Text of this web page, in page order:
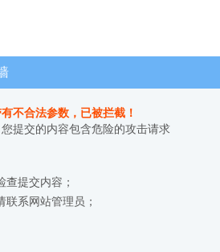
不合法参数，已被拦截！
提交的内容包含危险的攻击请求
查提交内容；
联系网站管理员；